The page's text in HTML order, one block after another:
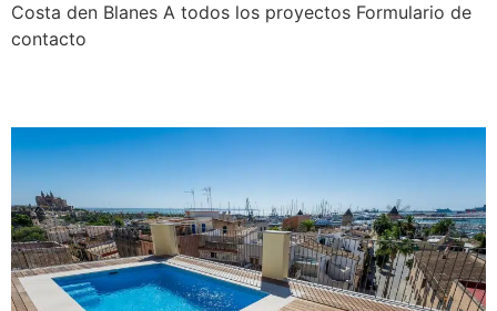
Costa den Blanes A todos los proyectos Formulario de
contacto